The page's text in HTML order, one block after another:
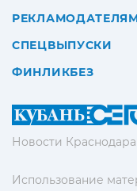
Новости
Использование
СПЕЦВЫПУСКИ
ФИНЛИКБЕЗ